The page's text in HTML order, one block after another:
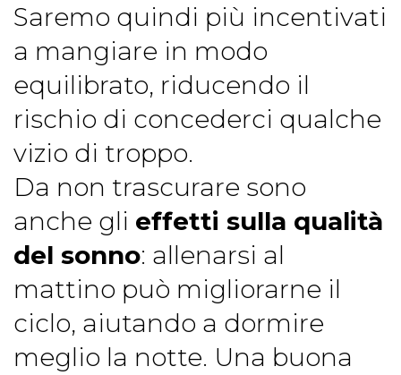
Saremo quindi più incentivati
a mangiare in modo
equilibrato, riducendo il
rischio di concederci qualche
vizio di troppo.
Da non trascurare sono
anche gli effetti sulla qualità
del sonno: allenarsi al
mattino può migliorarne il
ciclo, aiutando a dormire
meglio la notte. Una buona